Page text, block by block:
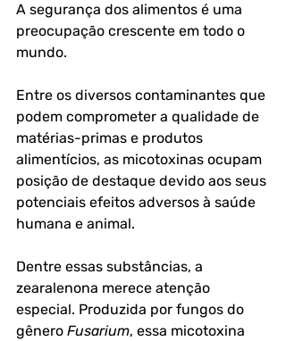
A segurança dos alimentos é uma
preocupação crescente em todo o
mundo.
Entre os diversos contaminantes que
podem comprometer a qualidade de
matérias-primas e produtos
alimentícios, as micotoxinas ocupam
posição de destaque devido aos seus
potenciais efeitos adversos à saúde
humana e animal.
Dentre essas substâncias, a
zearalenona merece atenção
especial. Produzida por fungos do
gênero Fusarium, essa micotoxina